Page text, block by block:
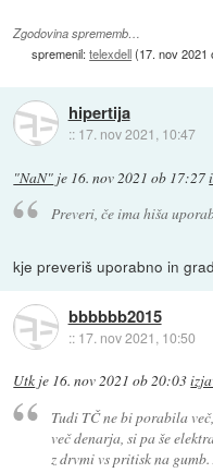
Zgodovina sprememb…
spremenil:telexdell(17. nov 2021
hipertija
:: 17. nov 2021, 10:47
"NaN" je 16. nov 2021 ob 17:27
Preveri, če ima hiša
kje preveriš uporabno in
bbbbbb2015
:: 17. nov 2021, 10:50
Utk je 16. nov 2021 ob 20:03
Tudi TČ ne bi porabila
več denarja, si pa še
z drvmi vs pritisk na